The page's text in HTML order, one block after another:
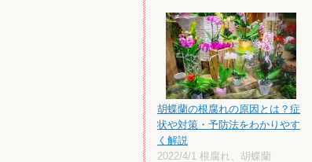
胡蝶蘭の根腐れの原因とは？症
状や対策・予防法をわかりやす
く解説
2022/4/1 根腐れ、胡蝶蘭